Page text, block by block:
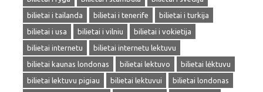
bilietai i tailanda
bilietai i tenerife
bilietai i turkija
bilietai i usa
bilietai i vilniu
bilietai i vokietija
bilietai internetu
bilietai internetu lektuvu
bilietai kaunas londonas
bilietai lektuvo
bilietai lėktuvu
bilietai lektuvu pigiau
bilietai lektuvui
bilietai londonas